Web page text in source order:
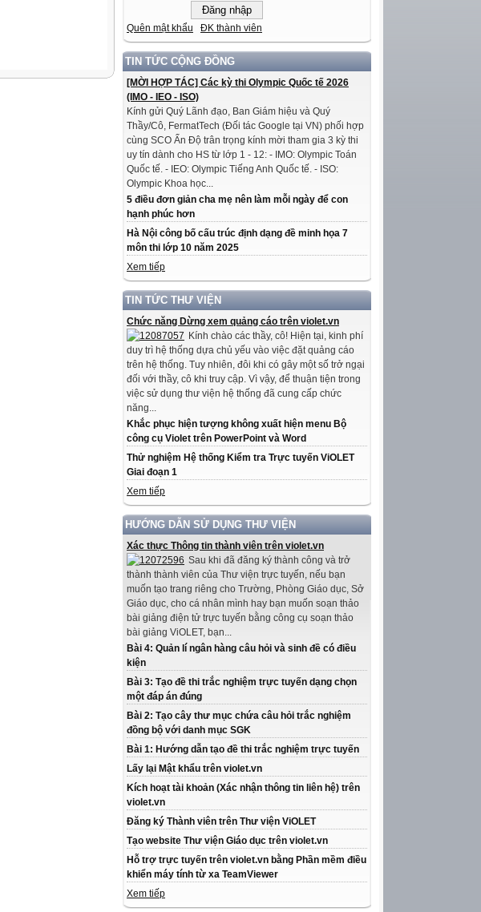
Quên mật khẩu ĐK thành viên
TIN TỨC CỘNG ĐỒNG
[MỜI HỢP TÁC] Các kỳ thi Olympic Quốc tế 2026
(IMO - IEO - ISO)
Kính gửi Quý Lãnh đạo, Ban Giám hiệu và Quý
Thầy/Cô, FermatTech (Đối tác Google tại VN) phối hợp
cùng SCO Ấn Độ trân trọng kính mời tham gia 3 kỳ thi
uy tín dành cho HS từ lớp 1 - 12: - IMO: Olympic Toán
Quốc tế. - IEO: Olympic Tiếng Anh Quốc tế. - ISO:
Olympic Khoa học...
5 điều đơn giản cha mẹ nên làm mỗi ngày để con
hạnh phúc hơn
Hà Nội công bố cấu trúc định dạng đề minh họa 7
môn thi lớp 10 năm 2025
Xem tiếp
TIN TỨC THƯ VIỆN
Chức năng Dừng xem quảng cáo trên violet.vn
Kính chào các thầy, cô! Hiện tại, kinh phí
duy trì hệ thống dựa chủ yếu vào việc đặt quảng cáo
trên hệ thống. Tuy nhiên, đôi khi có gây một số trở ngại
đối với thầy, cô khi truy cập. Vì vậy, để thuận tiện trong
việc sử dụng thư viện hệ thống đã cung cấp chức
năng...
Khắc phục hiện tượng không xuất hiện menu Bộ
công cụ Violet trên PowerPoint và Word
Thử nghiệm Hệ thống Kiểm tra Trực tuyến ViOLET
Giai đoạn 1
Xem tiếp
HƯỚNG DẪN SỬ DỤNG THƯ VIỆN
Xác thực Thông tin thành viên trên violet.vn
Sau khi đã đăng ký thành công và trở
thành thành viên của Thư viện trực tuyến, nếu bạn
muốn tạo trang riêng cho Trường, Phòng Giáo dục, Sở
Giáo dục, cho cá nhân mình hay bạn muốn soạn thảo
bài giảng điện tử trực tuyến bằng công cụ soạn thảo
bài giảng ViOLET, bạn...
Bài 4: Quản lí ngân hàng câu hỏi và sinh đề có điều
kiện
Bài 3: Tạo đề thi trắc nghiệm trực tuyến dạng chọn
một đáp án đúng
Bài 2: Tạo cây thư mục chứa câu hỏi trắc nghiệm
đồng bộ với danh mục SGK
Bài 1: Hướng dẫn tạo đề thi trắc nghiệm trực tuyến
Lấy lại Mật khẩu trên violet.vn
Kích hoạt tài khoản (Xác nhận thông tin liên hệ) trên
violet.vn
Đăng ký Thành viên trên Thư viện ViOLET
Tạo website Thư viện Giáo dục trên violet.vn
Hỗ trợ trực tuyến trên violet.vn bằng Phần mềm điều
khiển máy tính từ xa TeamViewer
Xem tiếp